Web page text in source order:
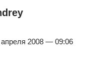
2008 — 09:06